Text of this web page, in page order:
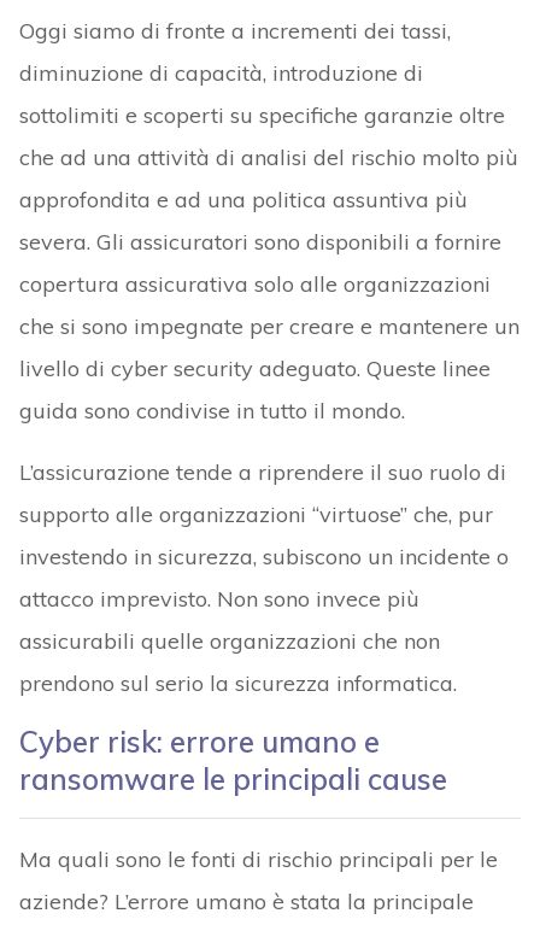
Oggi siamo di fronte a incrementi dei tassi,
diminuzione di capacità, introduzione di
sottolimiti e scoperti su specifiche garanzie oltre
che ad una attività di analisi del rischio molto più
approfondita e ad una politica assuntiva più
severa. Gli assicuratori sono disponibili a fornire
copertura assicurativa solo alle organizzazioni
che si sono impegnate per creare e mantenere un
livello di cyber security adeguato. Queste linee
guida sono condivise in tutto il mondo.
L’assicurazione tende a riprendere il suo ruolo di
supporto alle organizzazioni “virtuose” che, pur
investendo in sicurezza, subiscono un incidente o
attacco imprevisto. Non sono invece più
assicurabili quelle organizzazioni che non
prendono sul serio la sicurezza informatica.
Cyber risk: errore umano e
ransomware le principali cause
Ma quali sono le fonti di rischio principali per le
aziende? L’errore umano è stata la principale